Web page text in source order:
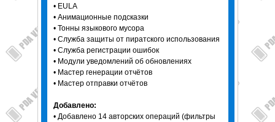
• EULA
• Анимационные подсказки
• Тонны языкового мусора
• Служба защиты от пиратского использования
• Служба регистрации ошибок
• Модули уведомлений об обновлениях
• Мастер генерации отчётов
• Мастер отправки отчётов
Добавлено:
• Добавлено 14 авторских операций (фильтры